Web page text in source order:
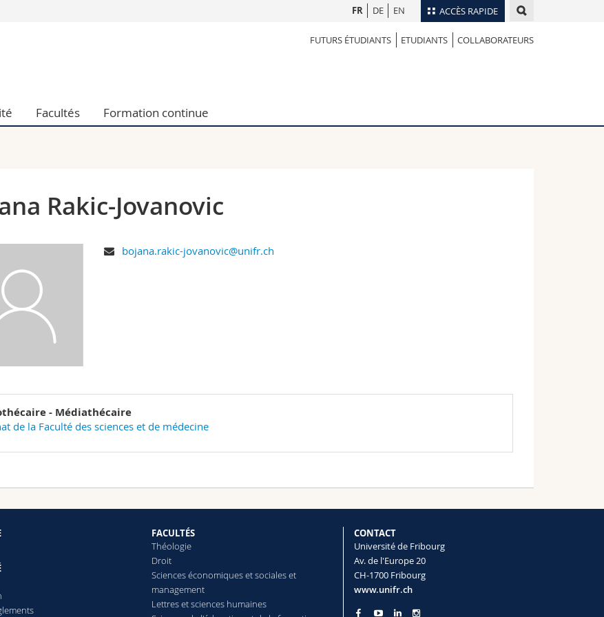
ACCÈS RAPIDE
humaines
et de la formation
Collaborateurs
Annuaire du personnel
Programme des cours
FR DE EN
FUTURS ÉTUDIANTS ETUDIANTS COLLABORATEURS
Facultés Formation continue
Rakic-Jovanovic
bojana.rakic-jovanovic@unifr.ch
- Médiathécaire
de la Faculté des sciences et de médecine
FACULTÉS
Théologie
Droit
Sciences économiques et sociales et
management
Lettreset sciences humaines
CONTACT
Université de Fribourg
Av. de l'Europe 20
CH-1700 Fribourg
www.unifr.ch